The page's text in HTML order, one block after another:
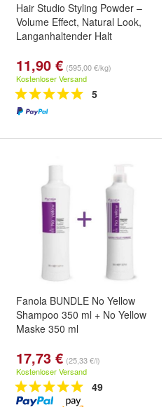
Hair Studio Styling Powder –
Volume Effect, Natural Look,
Langanhaltender Halt
11,90 € (595,00 €/kg)
Kostenloser Versand
5
Fanola BUNDLE No Yellow
Shampoo 350 ml + No Yellow
Maske 350 ml
17,73 € (25,33 €/l)
Kostenloser Versand
49